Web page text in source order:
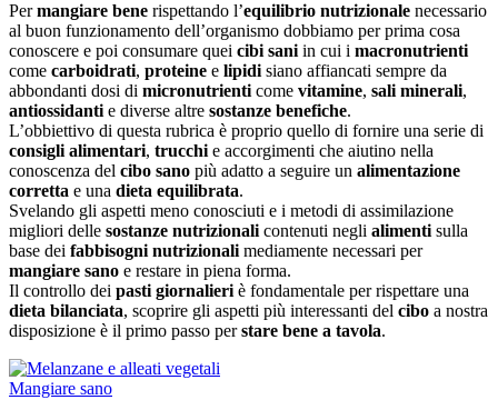
Permangiare bene rispettando l’equilibrio nutrizionale necessario
al buon funzionamento dell’organismo dobbiamo per prima cosa
conoscere e poi consumare quei cibi saniin cui i macronutrienti
come carboidrati, proteine e lipidisiano affiancati sempre da
abbondanti dosi di micronutrienticome vitamine, sali minerali,
antiossidantie diverse altre sostanze benefiche.
L’obbiettivo di questa rubrica è proprio quello di fornire una serie di
consigli alimentari, trucchie accorgimenti che aiutino nella
conoscenza del cibo sano più adatto a seguire un alimentazione
corretta e una dieta equilibrata.
Svelando gli aspetti meno conosciuti e i metodi di assimilazione
migliori delle sostanze nutrizionalicontenuti negli alimentisulla
base dei fabbisogni nutrizionalimediamente necessari per
mangiare sano e restare in piena forma.
Il controllo dei pasti giornalieriè fondamentale per rispettare una
dieta bilanciata, scoprire gli aspetti più interessanti del cibo a nostra
disposizione è il primo passo perstare bene a tavola.
Mangiare sano